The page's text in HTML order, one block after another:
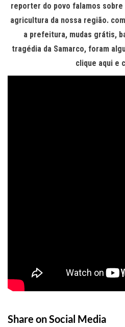
reporter do povo falamos
agricultura da nossa região.
a prefeitura, mudas grátis,
tragédia da Samarco, foram
clique aqui e
Share on Social Media